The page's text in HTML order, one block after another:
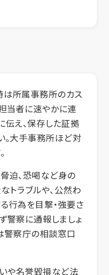
は所属事務所のカス
当者に速やかに連
伝え、保存した証拠
。大手事務所ほど対
迫、恐喝など身の
トラブルや、公然わ
行為を目撃・強要さ
警察に通報しましょ
警察庁の相談窓口
や名誉毀損など法